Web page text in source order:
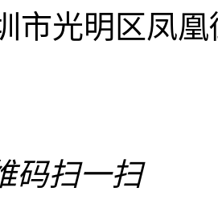
市光明区凤
码扫一扫